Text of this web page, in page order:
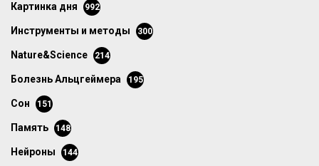
картинка дня 992
инструменты и методы 300
Nature&Science 214
болезнь Альцгеймера 195
сон 151
память 148
нейроны 144